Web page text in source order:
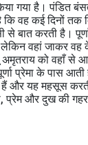
गया है। पंडित
वह कई दिनों तक
बात करती है।
वहां जाकर वह
अमृतराय को वहाँ
प्रेमा के पास
हैं और यह महसूस
और दुख की